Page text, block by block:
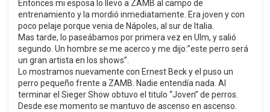
Entonces mi esposa lo llevo a ZAMB al campo de
entrenamiento y la mordió inmediatamente. Era joven y con
poco pelaje porque venia de Nápoles, al sur de Italia.
Mas tarde, lo paseábamos por primera vez en Ulm, y salió
segundo. Un hombre se me acerco y me dijo:”este perro será
un gran artista en los shows”.
Lo mostramos nuevamente con Ernest Beck y el puso un
perro pequeño frente a ZAMB. Nadie entendía nada. Al
terminar el Sieger Show obtuvo el titulo “Joven” de perros.
Desde ese momento se mantuvo de ascenso en ascenso.